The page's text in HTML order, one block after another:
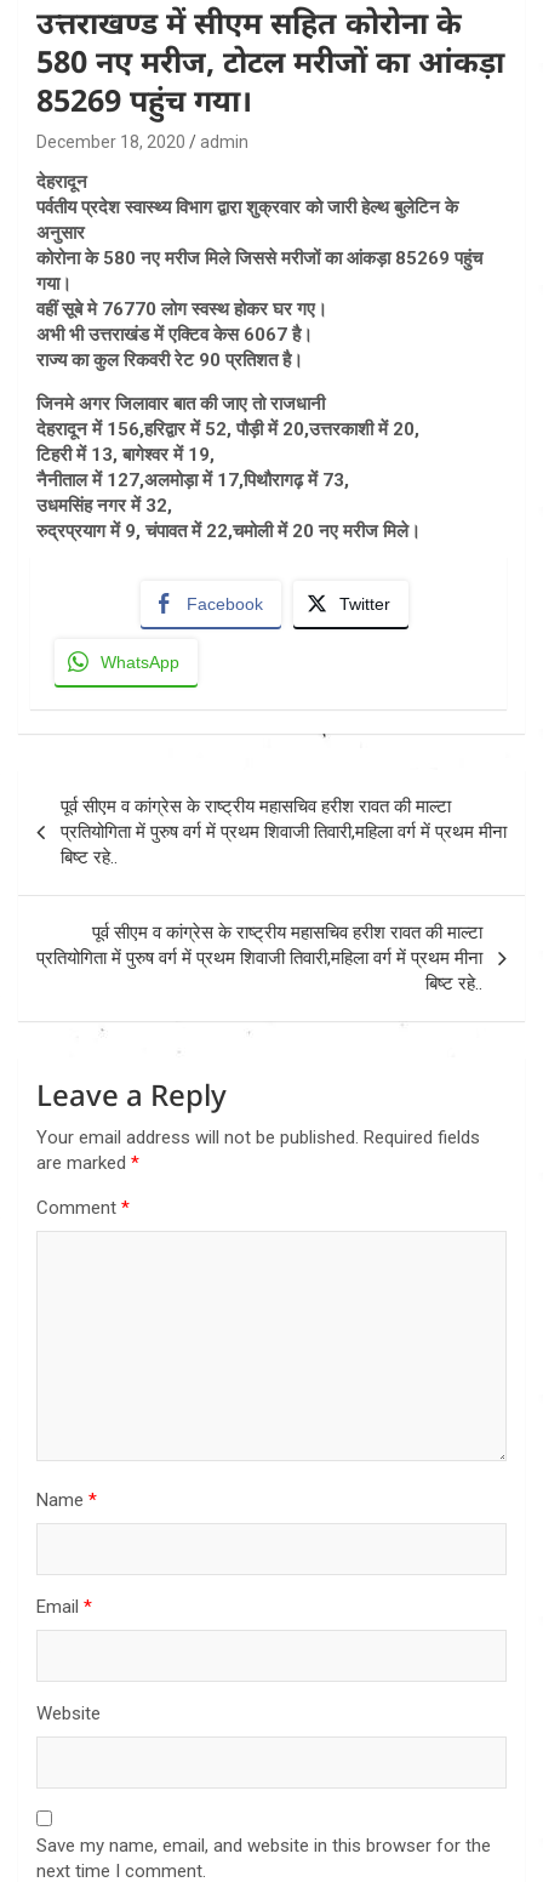
उत्तराखण्ड में सीएम सहित कोरोना के
580 नए मरीज, टोटल मरीजों का आंकड़ा
85269 पहुंच गया।
December 18, 2020 admin
देहरादून
पर्वतीय प्रदेश स्वास्थ्य विभाग द्वारा शुक्रवार को जारी हेल्थ बुलेटिन के
अनुसार
कोरोना के 580 नए मरीज मिले जिससे मरीजों का आंकड़ा 85269 पहुंच
गया।
वहीं सूबे मे 76770 लोग स्वस्थ होकर घर गए।
अभी भी उत्तराखंड में एक्टिव केस 6067 है।
राज्य का कुल रिकवरी रेट 90 प्रतिशत है।
जिनमे अगर जिलावार बात की जाए तो राजधानी
देहरादून में 156,हरिद्वार में 52, पौड़ी में 20,उत्तरकाशी में 20,
टिहरी में 13, बागेश्वर में 19,
नैनीताल में 127,अलमोड़ा में 17,पिथौरागढ़ में 73,
उधमसिंह नगर में 32,
रुद्रप्रयाग में 9, चंपावत में 22,चमोली में 20 नए मरीज मिले।
Facebook Twitter
WhatsApp
Post
navigation
पूर्व सीएम व कांग्रेस के राष्ट्रीय महासचिव हरीश रावत की माल्टा
प्रतियोगिता में पुरुष वर्ग में प्रथम शिवाजी तिवारी,महिला वर्ग में प्रथम मीना
बिष्ट रहे..
पूर्व सीएम व कांग्रेस के राष्ट्रीय महासचिव हरीश रावत की माल्टा
प्रतियोगिता में पुरुष वर्ग में प्रथम शिवाजी तिवारी,महिला वर्ग में प्रथम मीना
बिष्ट रहे..
Leave a Reply
Your email address will not be published. Required fields
are marked *
Comment *
Name *
Email *
Website
Save my name, email, and website in this browser for the
next time I comment.